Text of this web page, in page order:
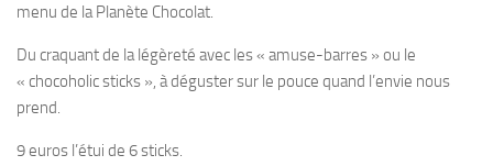
menu de la Planète Chocolat.
Du craquant de la légèreté avec les « amuse-barres » ou le
« chocoholic sticks », à déguster sur le pouce quand l’envie nous
prend.
9 euros l’étui de 6 sticks.